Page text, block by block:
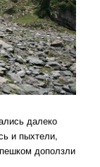
далеко
и пыхтели,
доползли